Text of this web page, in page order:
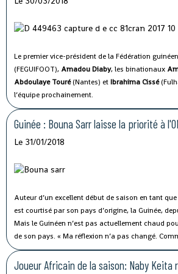
Le premier vice-président de la Fédération
(FEGUIFOOT), Amadou Diaby, les binationaux
Abdoulaye Touré(Nantes) etIbrahima Cissé
l’équipe prochainement.
Guinée : Bouna Sarr laisse la priorité à
Le 31/01/2018
Auteur d’un excellent début de saison en tant
est courtisé par son pays d’origine, la Guinée,
Mais le Guinéen n’est pas actuellement chaud
de son pays. « Ma réflexion n’a pas changé.
pour moi, la priorité reste l’OM », a-t-il déclaré à
Joueur Africain de la saison: Naby Keita